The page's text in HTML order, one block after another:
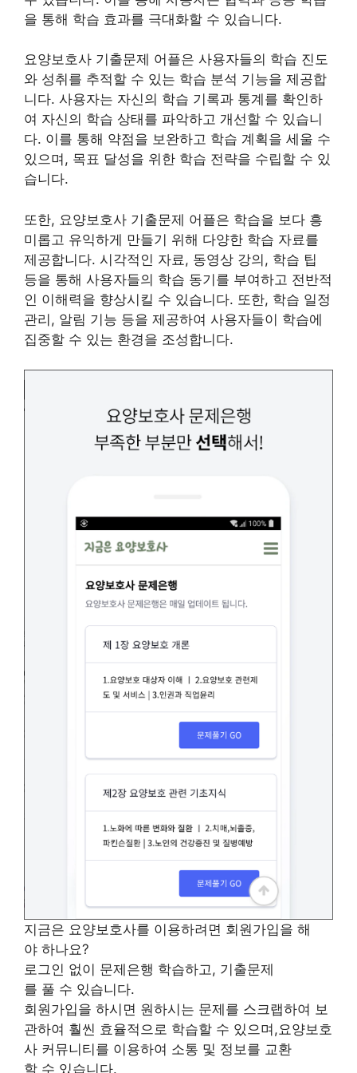
을 통해 학습 효과를 극대화할 수 있습니다.
요양보호사 기출문제 어플은 사용자들의 학습 진도
와 성취를 추적할 수 있는 학습 분석 기능을 제공합
니다. 사용자는 자신의 학습 기록과 통계를 확인하
여 자신의 학습 상태를 파악하고 개선할 수 있습니
다. 이를 통해 약점을 보완하고 학습 계획을 세울 수
있으며, 목표 달성을 위한 학습 전략을 수립할 수 있
습니다.
또한, 요양보호사 기출문제 어플은 학습을 보다 흥
미롭고 유익하게 만들기 위해 다양한 학습 자료를
제공합니다. 시각적인 자료, 동영상 강의, 학습 팁
등을 통해 사용자들의 학습 동기를 부여하고 전반적
인 이해력을 향상시킬 수 있습니다. 또한, 학습 일정
관리, 알림 기능 등을 제공하여 사용자들이 학습에
집중할 수 있는 환경을 조성합니다.
지금은 요양보호사를 이용하려면 회원가입을 해
야 하나요?
로그인 없이 문제은행 학습하고, 기출문제
를 풀 수 있습니다.
회원가입을 하시면 원하시는 문제를 스크랩하여 보
관하여 훨씬 효율적으로 학습할 수 있으며,요양보호
사 커뮤니티를 이용하여 소통 및 정보를 교환
할 수 있습니다.